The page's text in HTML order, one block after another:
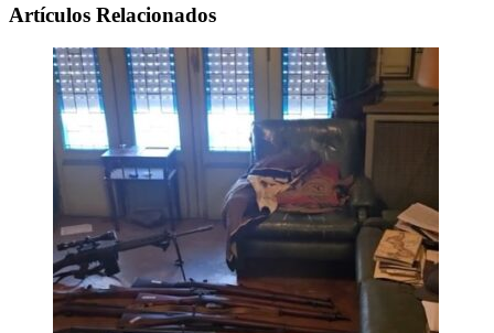
Artículos Relacionados